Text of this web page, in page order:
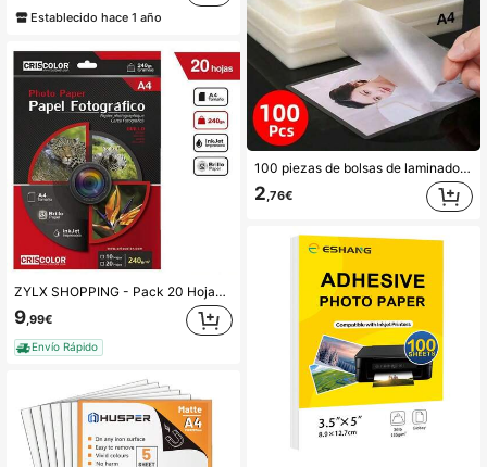
Establecido hace 1 año
ZYLX SHOPPING - Pack 20 Hojas Papel Fotográfico Brillante A4 180g/240g para Inkjet, Alta Resolución, Secado Rápido
9,99€
Envío Rápido
100 piezas de bolsas de laminado de plástico transparente, 4 tamaños disponibles (A4/3R/4R/5R), adecuadas para tarjetas, tarjetas de presentación, documentos de oficina, protección de fotos, compatibles con todas las máquinas de laminado
2,76€